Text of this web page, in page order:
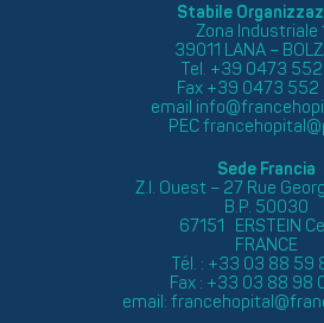
Stabile
Zona Industriale
39011 LANA –
Tel. +39 0473 552
Fax +39 0473 552
email
PEC
Sede Francia
Z.I. Ouest – 27 Rue
B.P. 50030
67151 ERSTEIN
FRANCE
Tél. : +33 03 88 59
Fax : +33 03 88 98
email: